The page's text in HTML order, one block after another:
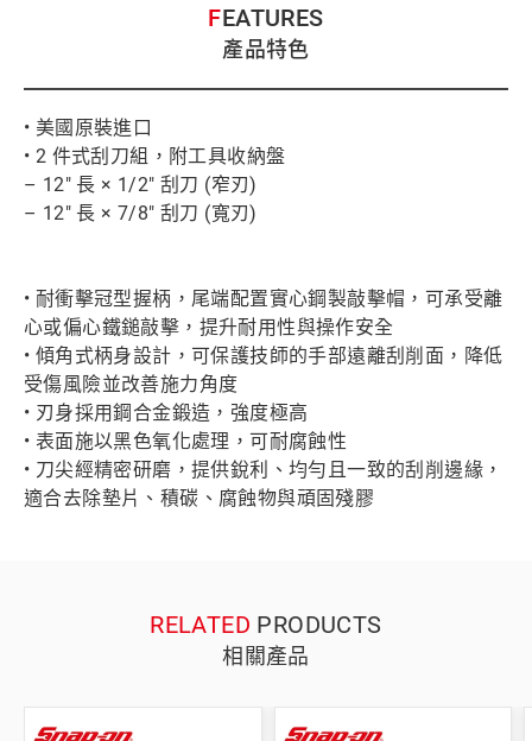
FEATURES
產品特色
• 美國原裝進口
• 2 件式刮刀組，附工具收納盤
– 12" 長 × 1/2" 刮刀 (窄刃)
– 12" 長 × 7/8" 刮刀 (寬刃)
• 耐衝擊冠型握柄，尾端配置實心鋼製敲擊帽，可承受離
心或偏心鐵鎚敲擊，提升耐用性與操作安全
• 傾角式柄身設計，可保護技師的手部遠離刮削面，降低
受傷風險並改善施力角度
• 刃身採用鋼合金鍛造，強度極高
• 表面施以黑色氧化處理，可耐腐蝕性
• 刀尖經精密研磨，提供銳利、均勻且一致的刮削邊緣，
適合去除墊片、積碳、腐蝕物與頑固殘膠
RELATED PRODUCTS
相關產品